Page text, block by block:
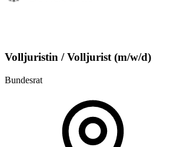
Volljuristin / Volljurist (m/w/d)
Bundesrat